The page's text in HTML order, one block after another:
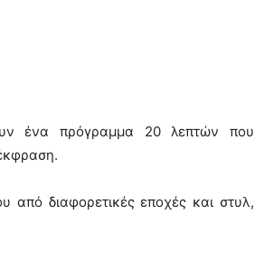
ένα πρόγραμμα 20 λεπτών που
από διαφορετικές εποχές και στυλ,